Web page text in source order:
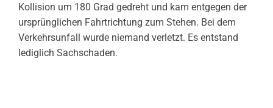
Kollision um 180 Grad gedreht und kam entgegen der
ursprünglichen Fahrtrichtung zum Stehen. Bei dem
Verkehrsunfall wurde niemand verletzt. Es entstand
lediglich Sachschaden.